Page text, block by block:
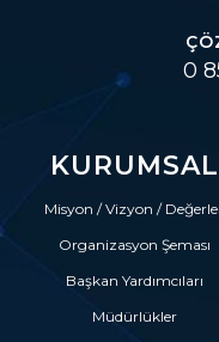
0
KURUMSAL
Misyon / Vizyon /
Organizasyon Şeması
Başkan Yardımcıları
Müdürlükler